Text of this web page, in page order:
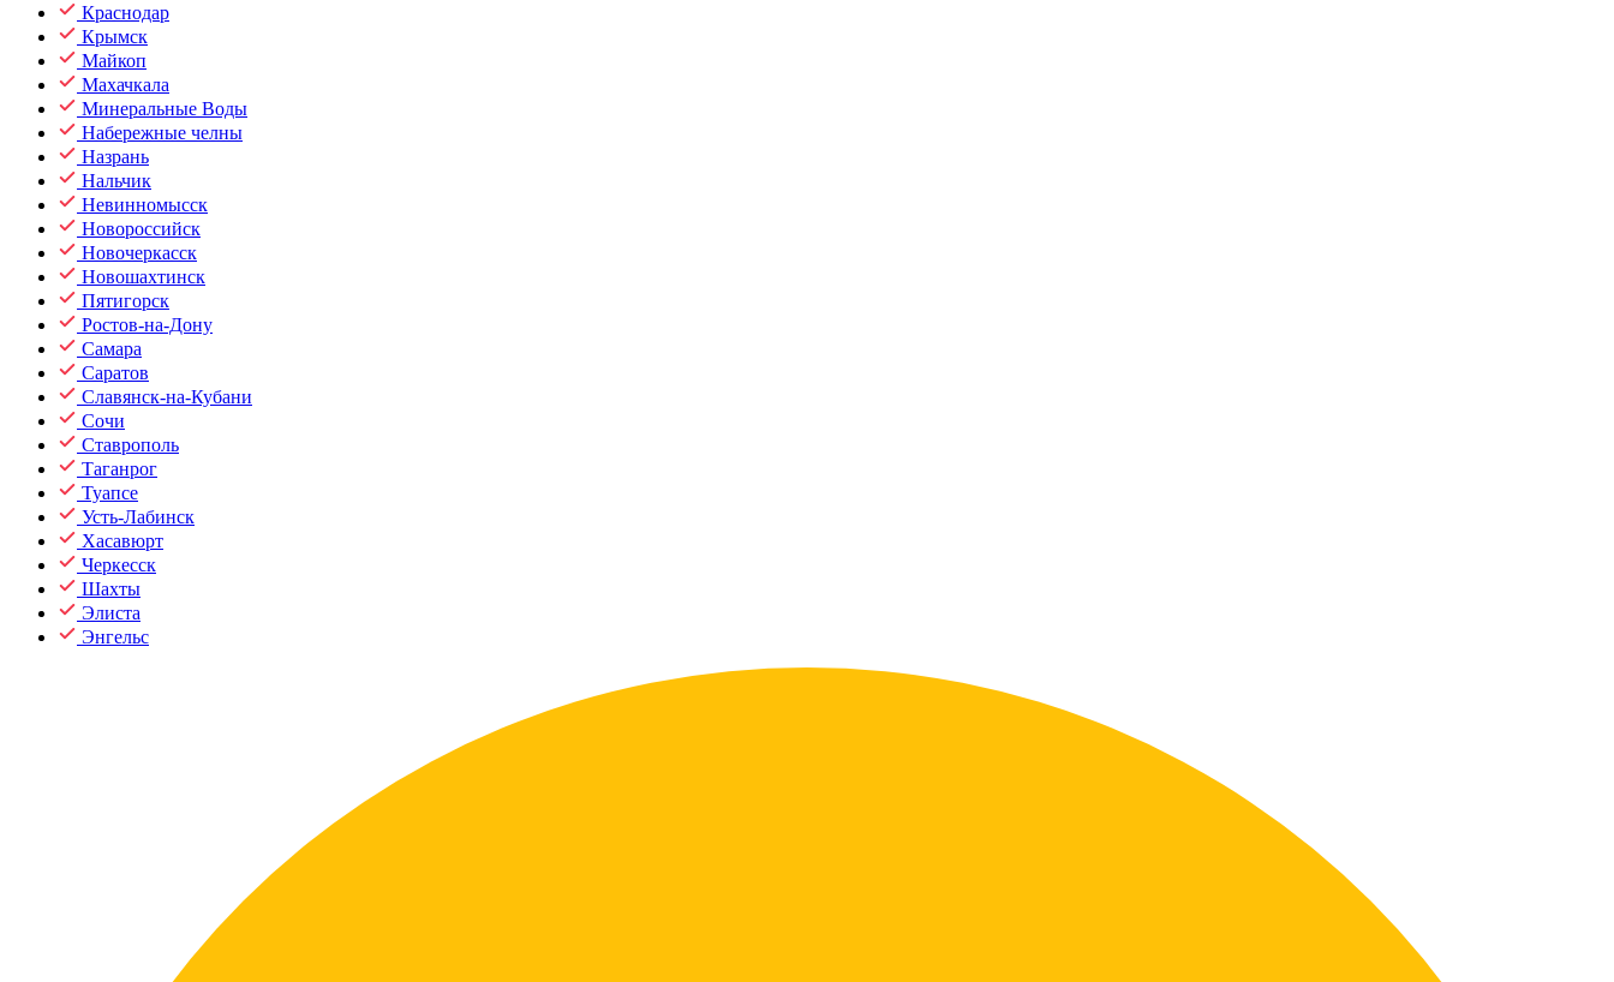
Краснодар
Крымск
Майкоп
Махачкала
Минеральные Воды
Набережные челны
Назрань
Нальчик
Невинномысск
Новороссийск
Новочеркасск
Новошахтинск
Пятигорск
Ростов-на-Дону
Самара
Саратов
Славянск-на-Кубани
Сочи
Ставрополь
Таганрог
Туапсе
Усть-Лабинск
Хасавюрт
Черкесск
Шахты
Элиста
Энгельс